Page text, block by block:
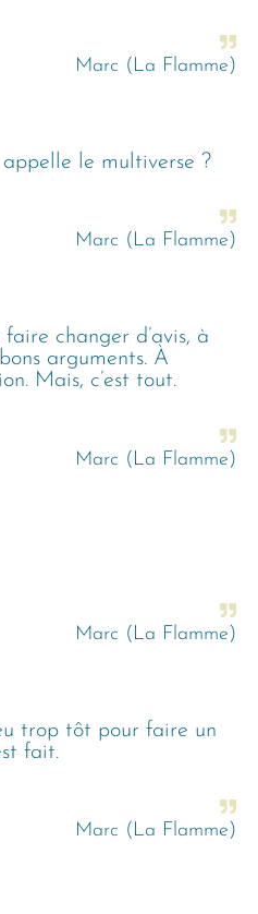
Marc (La Flamme)
appelle le multiverse ?
Marc (La Flamme)
changer d’avis, à
arguments. À
Mais, c’est tout.
Marc (La Flamme)
Marc (La Flamme)
trop tôt pour faire un
fait.
Marc (La Flamme)